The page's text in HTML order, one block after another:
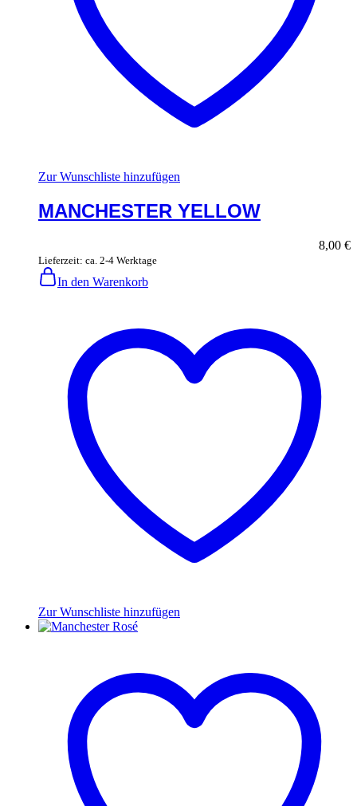
Zur Wunschliste hinzufügen
MANCHESTER YELLOW
8,00 €
Lieferzeit: ca. 2-4 Werktage
In den Warenkorb
Zur Wunschliste hinzufügen